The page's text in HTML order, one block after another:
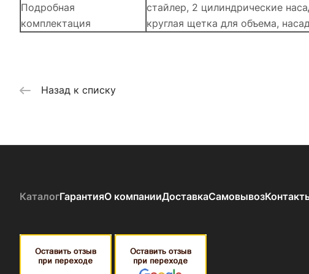
Подробная
комплектация
стайлер, 2 цилиндрические
круглая щетка для объема,
Назад к списку
КаталогГарантияО компанииДоставкаСамовывоз